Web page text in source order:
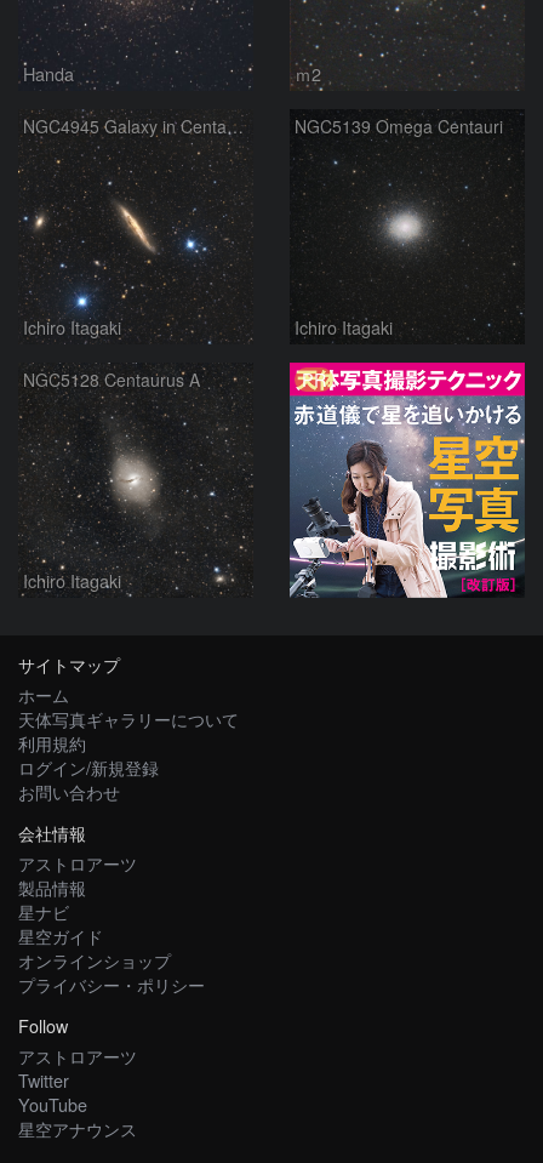
Handa ｍ2
NGC4945 Galaxy in Centaurus
Ichiro Itagaki
NGC5139 Omega Centauri
Ichiro Itagaki
NGC5128 Centaurus A
Ichiro Itagaki
PR
サイトマップ
ホーム
天体写真ギャラリーについて
利用規約
ログイン/新規登録
お問い合わせ
会社情報
アストロアーツ
製品情報
星ナビ
星空ガイド
オンラインショップ
プライバシー・ポリシー
Follow
アストロアーツ
Twitter
YouTube
星空アナウンス